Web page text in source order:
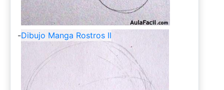
-Dibujo Manga Rostros II